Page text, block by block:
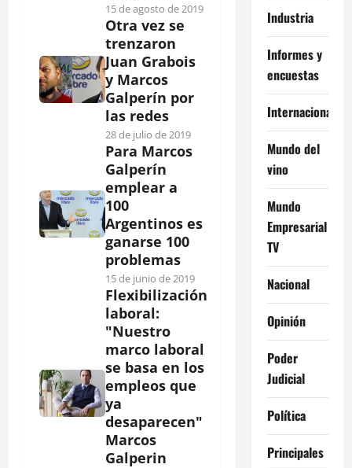
15 de agosto de 2019
Otra vez se
trenzaron
Juan Grabois
y Marcos
Galperín por
las redes
28 de julio de 2019
Para Marcos
Galperín
emplear a
100
Argentinos es
ganarse 100
problemas
15 de junio de 2019
Flexibilización
laboral:
"Nuestro
marco laboral
se basa en los
empleos que
ya
desaparecen"
Marcos
Galperin
Industria
Informes y
encuestas
Internacional
Mundo del
vino
Mundo
Empresarial
TV
Nacional
Opinión
Poder
Judicial
Política
Principales